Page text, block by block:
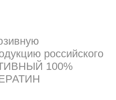
российского
100%